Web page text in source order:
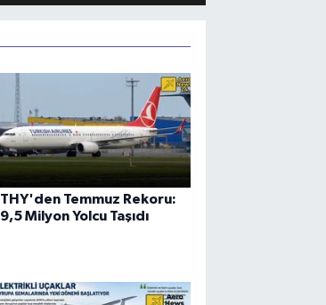
THY'den Temmuz Rekoru:
9,5 Milyon Yolcu Taşıdı